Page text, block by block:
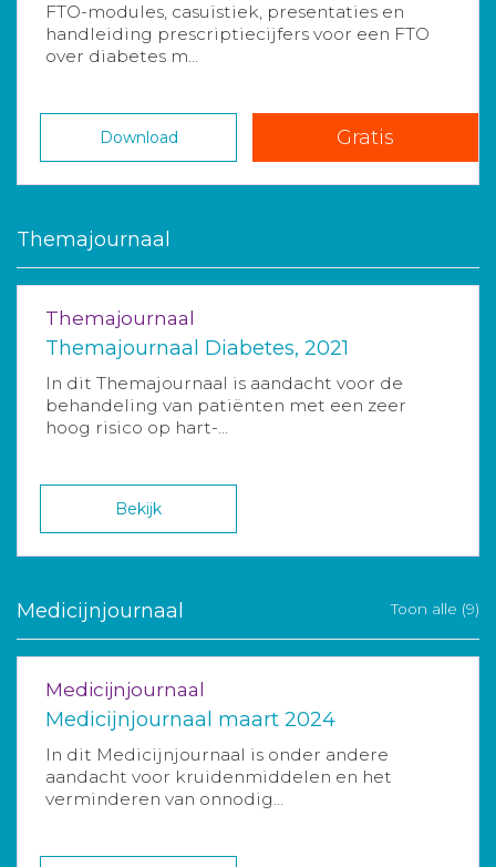
FTO-modules, casuïstiek, presentaties en
handleiding prescriptiecijfers voor een FTO
over diabetes m...
Download Gratis
Themajournaal
Themajournaal
Themajournaal Diabetes, 2021
In dit Themajournaal is aandacht voor de
behandeling van patiënten met een zeer
hoog risico op hart-...
Bekijk
Medicijnjournaal Toon alle (9)
Medicijnjournaal
Medicijnjournaal maart 2024
In dit Medicijnjournaal is onder andere
aandacht voor kruidenmiddelen en het
verminderen van onnodig...